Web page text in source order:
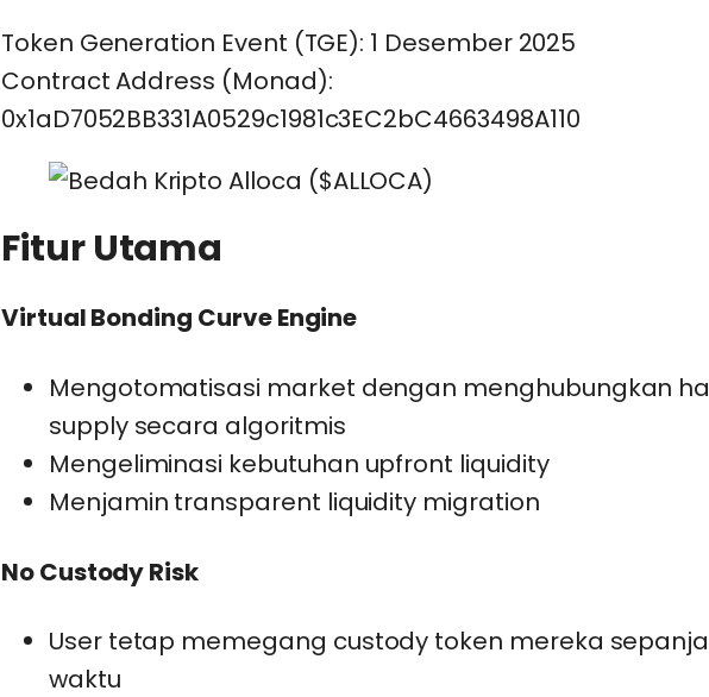
Token Generation Event (TGE): 1 Desember 2025
Contract Address (Monad):
0x1aD7052BB331A0529c1981c3EC2bC4663498A110
Fitur Utama
Virtual Bonding Curve Engine
Mengotomatisasi market dengan menghubungkan
supply secara algoritmis
Mengeliminasi kebutuhan upfront liquidity
Menjamin transparent liquidity migration
No Custody Risk
User tetap memegang custody token mereka
waktu